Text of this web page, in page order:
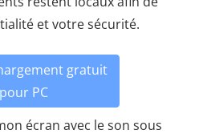
et votre sécurité.
gratuit
pour PC
écran avec le son sous